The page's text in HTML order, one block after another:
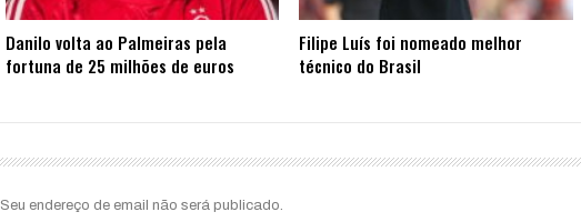
Danilo volta ao Palmeiras pela
fortuna de 25 milhões de euros
Filipe Luís foi nomeado melhor
técnico do Brasil
Seu endereço de email não será publicado.